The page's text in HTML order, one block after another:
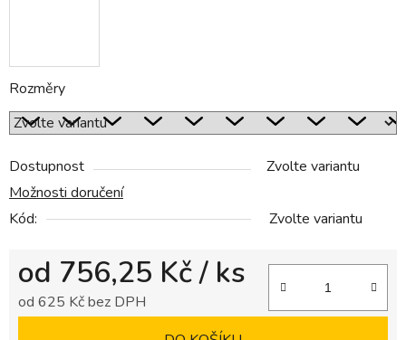
Rozměry
Dostupnost
Zvolte variantu
Možnosti doručení
Kód:
Zvolte variantu
od 756,25 Kč/ ks
od 625 Kčbez DPH